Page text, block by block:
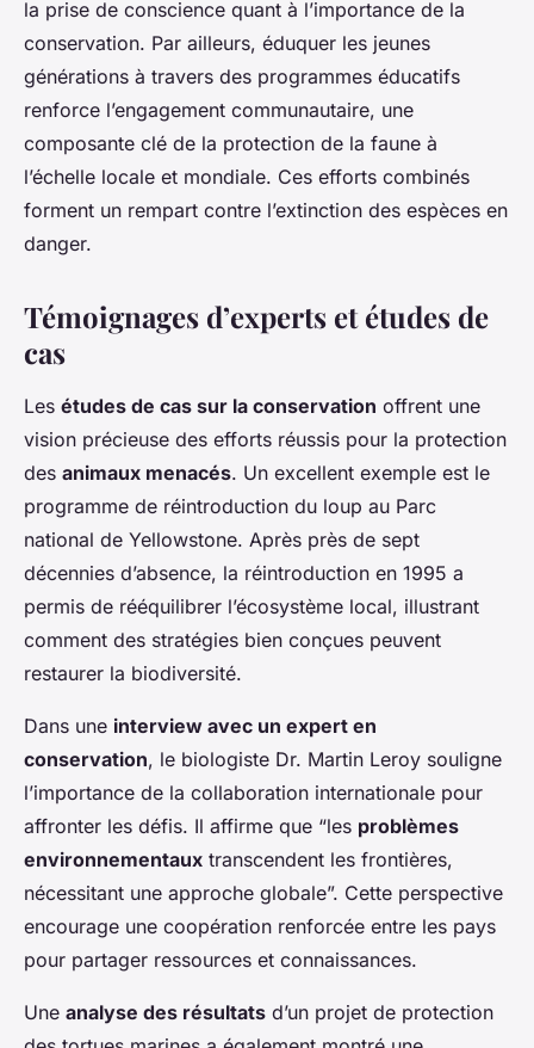
la prise de conscience quant à l’importance de la
conservation. Par ailleurs, éduquer les jeunes
générations à travers des programmes éducatifs
renforce l’engagement communautaire, une
composante clé de la protection de la faune à
l’échelle locale et mondiale. Ces efforts combinés
forment un rempart contre l’extinction des espèces en
danger.
Témoignages d’experts et études de
cas
Les études de cas sur la conservation offrent une
vision précieuse des efforts réussis pour la protection
des animaux menacés. Un excellent exemple est le
programme de réintroduction du loup au Parc
national de Yellowstone. Après près de sept
décennies d’absence, la réintroduction en 1995 a
permis de rééquilibrer l’écosystème local, illustrant
comment des stratégies bien conçues peuvent
restaurer la biodiversité.
Dans une interview avec un expert en
conservation, le biologiste Dr. Martin Leroy souligne
l’importance de la collaboration internationale pour
affronter les défis. Il affirme que “les problèmes
environnementaux transcendent les frontières,
nécessitant une approche globale”. Cette perspective
encourage une coopération renforcée entre les pays
pour partager ressources et connaissances.
Une analyse des résultats d’un projet de protection